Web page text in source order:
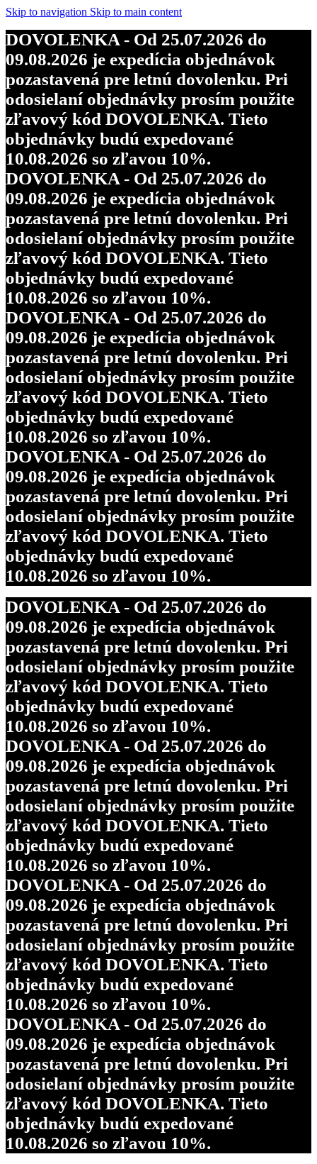
Skip to navigation Skip to main content
DOVOLENKA - Od 25.07.2026 do
09.08.2026 je expedícia objednávok
pozastavená pre letnú dovolenku. Pri
odosielaní objednávky prosím použite
zľavový kód DOVOLENKA. Tieto
objednávky budú expedované
10.08.2026 so zľavou 10%.
DOVOLENKA - Od 25.07.2026 do
09.08.2026 je expedícia objednávok
pozastavená pre letnú dovolenku. Pri
odosielaní objednávky prosím použite
zľavový kód DOVOLENKA. Tieto
objednávky budú expedované
10.08.2026 so zľavou 10%.
DOVOLENKA - Od 25.07.2026 do
09.08.2026 je expedícia objednávok
pozastavená pre letnú dovolenku. Pri
odosielaní objednávky prosím použite
zľavový kód DOVOLENKA. Tieto
objednávky budú expedované
10.08.2026 so zľavou 10%.
DOVOLENKA - Od 25.07.2026 do
09.08.2026 je expedícia objednávok
pozastavená pre letnú dovolenku. Pri
odosielaní objednávky prosím použite
zľavový kód DOVOLENKA. Tieto
objednávky budú expedované
10.08.2026 so zľavou 10%.
DOVOLENKA - Od 25.07.2026 do
09.08.2026 je expedícia objednávok
pozastavená pre letnú dovolenku. Pri
odosielaní objednávky prosím použite
zľavový kód DOVOLENKA. Tieto
objednávky budú expedované
10.08.2026 so zľavou 10%.
DOVOLENKA - Od 25.07.2026 do
09.08.2026 je expedícia objednávok
pozastavená pre letnú dovolenku. Pri
odosielaní objednávky prosím použite
zľavový kód DOVOLENKA. Tieto
objednávky budú expedované
10.08.2026 so zľavou 10%.
DOVOLENKA - Od 25.07.2026 do
09.08.2026 je expedícia objednávok
pozastavená pre letnú dovolenku. Pri
odosielaní objednávky prosím použite
zľavový kód DOVOLENKA. Tieto
objednávky budú expedované
10.08.2026 so zľavou 10%.
DOVOLENKA - Od 25.07.2026 do
09.08.2026 je expedícia objednávok
pozastavená pre letnú dovolenku. Pri
odosielaní objednávky prosím použite
zľavový kód DOVOLENKA. Tieto
objednávky budú expedované
10.08.2026 so zľavou 10%.